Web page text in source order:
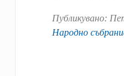
Публикувано:
Народно